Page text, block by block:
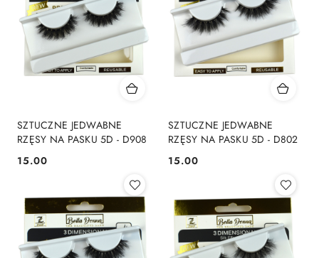
SZTUCZNE JEDWABNE
RZĘSY NA PASKU 5D - D908
Cena:
15.00
SZTUCZNE JEDWABNE
RZĘSY NA PASKU 5D - D802
Cena:
15.00